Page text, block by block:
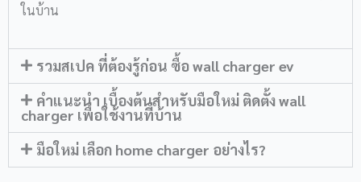
ในบ้าน
รวมสเปค ที่ต้องรู้ก่อน ซื้อ wall charger ev
คำแนะนำ เบื้องต้นสำหรับมือใหม่ ติดตั้ง wall
charger เพื่อใช้งานที่บ้าน
มือใหม่ เลือก home charger อย่างไร?